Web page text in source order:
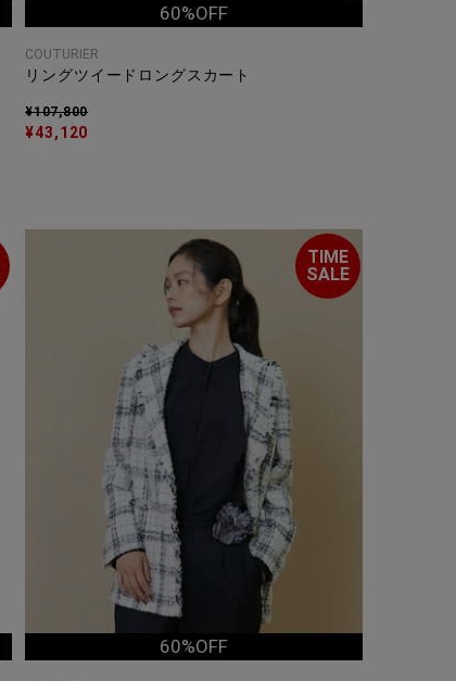
60%OFF
COUTURIER
リングツイードロングスカート
¥107,800
¥43,120
TIME
SALE
60%OFF